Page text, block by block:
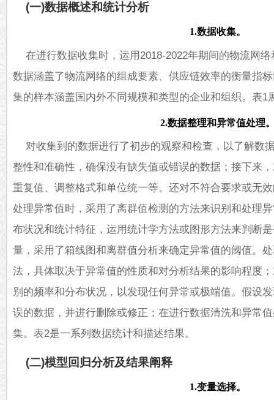
(一)数据概述和统计分析
1.数据收集。
在进行数据收集时，运用2018-2022年期间的物流网
数据涵盖了物流网络的组成要素、供应链效率的衡量指
集的样本涵盖国内外不同规模和类型的企业和组织。表1
2.数据整理和异常值处理
对收集到的数据进行了初步的观察和检查，以了解数
整性和准确性，确保没有缺失值或错误的数据；接下来
重复值、调整格式和单位统一等。还对不符合要求或无
处理异常值时，采用了离群值检测的方法来识别和处理
布状况和统计特征，运用统计学方法或图形方法来判断
量，采用了箱线图和离群值分析来确定异常值的阈值。
法，具体取决于异常值的性质和对分析结果的影响程度
别的频率和分布状况，以发现任何异常或极端值。假设
误的数据，并进行删除或修正；在进行数据清洗和异常
集。表2是一系列数据统计和描述结果。
(二)模型回归分析及结果阐释
1.变量选择。